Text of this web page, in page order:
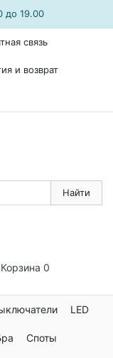
до 19.00
связь
и возврат
Найти
Корзина 0
LED
Споты